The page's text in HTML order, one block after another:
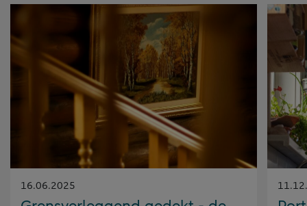
Gepubliceerd
op:
16.06.2025
op: